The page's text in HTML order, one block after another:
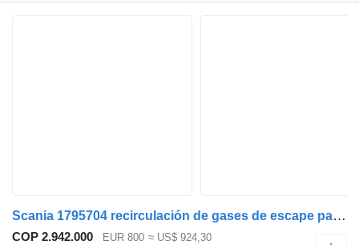
Scania 1795704 recirculación de gases de escape para Scania P, G, R, T cabeza tractora
COP 2.942.000 EUR 800 ≈ US$ 924,30